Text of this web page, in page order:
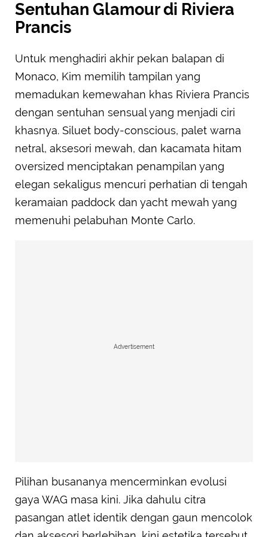
Sentuhan Glamour di Riviera
Prancis
Untuk menghadiri akhir pekan balapan di
Monaco, Kim memilih tampilan yang
memadukan kemewahan khas Riviera Prancis
dengan sentuhan sensual yang menjadi ciri
khasnya. Siluet body-conscious, palet warna
netral, aksesori mewah, dan kacamata hitam
oversized menciptakan penampilan yang
elegan sekaligus mencuri perhatian di tengah
keramaian paddock dan yacht mewah yang
memenuhi pelabuhan Monte Carlo.
Advertisement
Pilihan busananya mencerminkan evolusi
gaya WAG masa kini. Jika dahulu citra
pasangan atlet identik dengan gaun mencolok